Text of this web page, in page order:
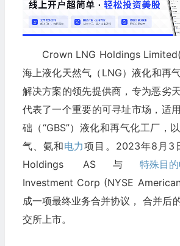
Crown LNG Holdings
海上液化天然气（LNG）液化和再
解决方案的领先提供商，专为恶劣
代表了一个重要的可寻址市场，适
础（“GBS”）液化和再气化工厂，
气、氨和电力项目。2023年8月3
Holdings AS与 特殊目
Investment Corp (NYSE
成一项最终业务合并协议， 合并后
交所上市。